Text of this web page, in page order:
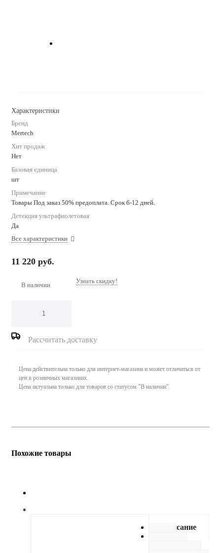
Характеристики
Бренд
Mertech
Хит продаж
Нет
Базовая единица
шт
Примечание
Товары Под заказ 50% предоплата. Срок 6-12 дней.
Детекция ультрафиолетовая
Да
Все характеристики
11 220 руб.
В наличии Узнать скидку!
Рассчитать доставку
Цена действительна только для интернет-магазина и может отличаться от
цен в розничных магазинах.
Цена актуальна только для товаров со статусом "В наличии".
Похожие товары
Описание